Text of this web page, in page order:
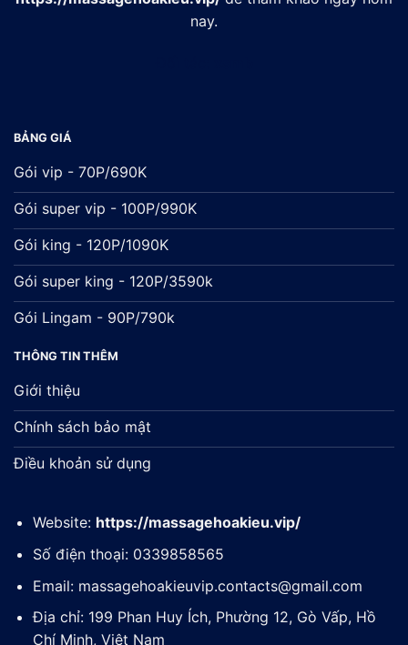
nay.
BẢNG GIÁ
Gói vip - 70P/690K
Gói super vip - 100P/990K
Gói king - 120P/1090K
Gói super king - 120P/3590k
Gói Lingam - 90P/790k
THÔNG TIN THÊM
Giới thiệu
Chính sách bảo mật
Điều khoản sử dụng
Website: https://massagehoakieu.vip/
Số điện thoại: 0339858565
Email: massagehoakieuvip.contacts@gmail.com
Địa chỉ: 199 Phan Huy Ích, Phường 12, Gò Vấp, Hồ
Chí Minh, Việt Nam